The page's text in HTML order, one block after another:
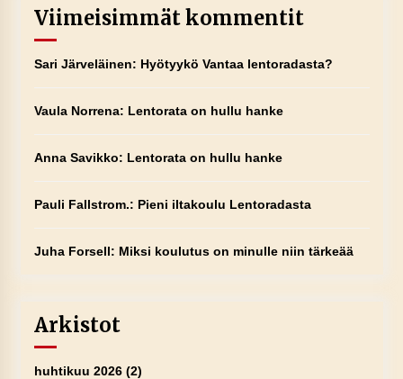
Viimeisimmät kommentit
Sari Järveläinen: Hyötyykö Vantaa lentoradasta?
Vaula Norrena: Lentorata on hullu hanke
Anna Savikko: Lentorata on hullu hanke
Pauli Fallstrom.: Pieni iltakoulu Lentoradasta
Juha Forsell: Miksi koulutus on minulle niin tärkeää
Arkistot
huhtikuu 2026(2)